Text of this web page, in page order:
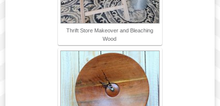
Thrift Store Makeover and Bleaching
Wood